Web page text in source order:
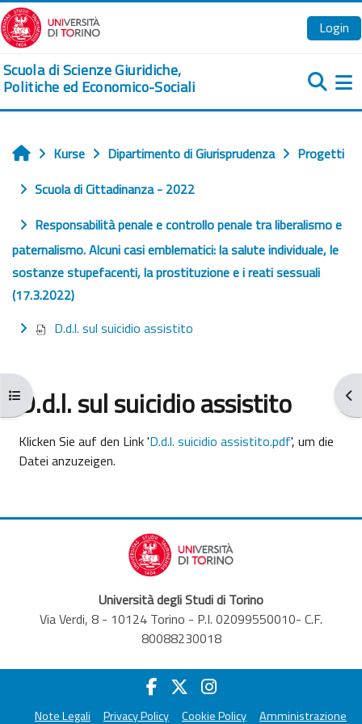
Zum Hauptinhalt
Login
Scuola di Scienze Giuridiche,
Politiche ed Economico-Sociali
Kursindex öffnen
Startseite
Kurse Dipartimento di Giurisprudenza
Progetti
Scuola di Cittadinanza - 2022
Responsabilità penale e controllo penale tra liberalismo e
paternalismo. Alcuni casi emblematici: la salute individuale, le
sostanze stupefacenti, la prostituzione e i reati sessuali
(17.3.2022)
D.d.l. sul suicidio assistito
D.d.l. sul suicidio assistito
Abschlussbedingungen
Klicken Sie auf den Link 'D.d.l. suicidio assistito.pdf', um die
Datei anzuzeigen.
Università degli Studi di Torino
Via Verdi, 8 - 10124 Torino - P.I. 02099550010- C.F.
80088230018
Note Legali Privacy Policy Cookie Policy Amministrazione